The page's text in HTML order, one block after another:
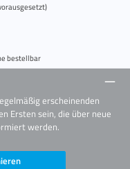
bestellbar
erscheinenden
Ersten sein, die über neue
werden.